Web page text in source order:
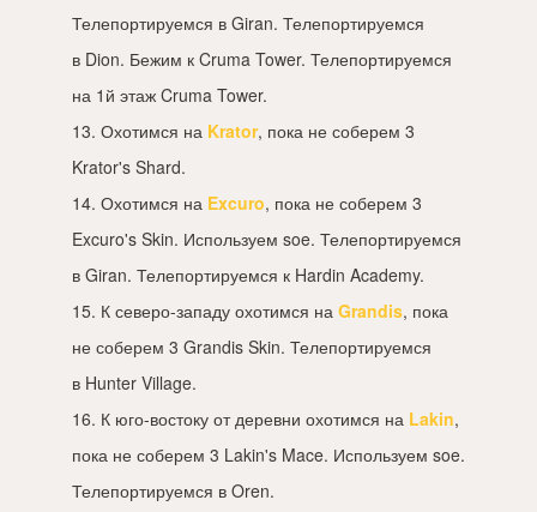
Телепортируемся в Giran. Телепортируемся
в Dion. Бежим к Cruma Tower. Телепортируемся
на 1й этаж Cruma Tower.
13. Охотимся на Krator, пока не соберем 3
Krator's Shard.
14. Охотимся на Excuro, пока не соберем 3
Excuro's Skin. Используем soe. Телепортируемся
в Giran. Телепортируемся к Hardin Academy.
15. К северо-западу охотимся на Grandis, пока
не соберем 3 Grandis Skin. Телепортируемся
в Hunter Village.
16. К юго-востоку от деревни охотимся на Lakin,
пока не соберем 3 Lakin's Mace. Используем soe.
Телепортируемся в Oren.